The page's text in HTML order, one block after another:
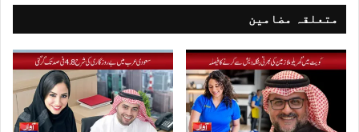
متعلقہ مضامین